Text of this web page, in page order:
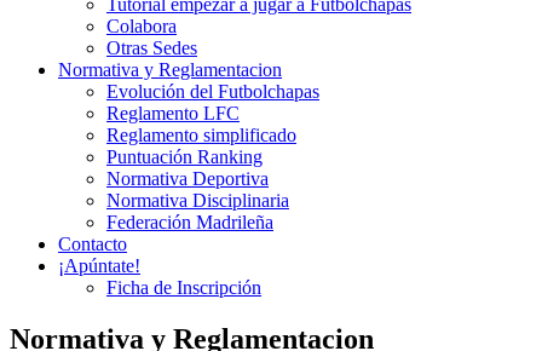
Tutorial empezar a jugar a Futbolchapas
Colabora
Otras Sedes
Normativa y Reglamentacion
Evolución del Futbolchapas
Reglamento LFC
Reglamento simplificado
Puntuación Ranking
Normativa Deportiva
Normativa Disciplinaria
Federación Madrileña
Contacto
¡Apúntate!
Ficha de Inscripción
Normativa y Reglamentacion